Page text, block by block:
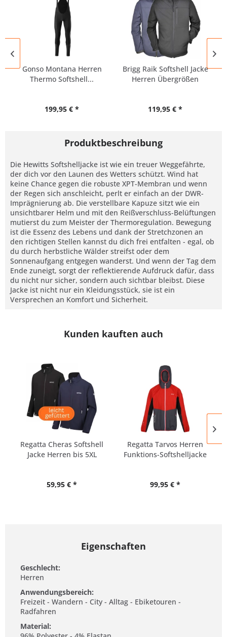
Gonso Montana Herren
Thermo Softshell...
199,95 € *
Brigg Raik Softshell Jacke
Herren Übergrößen
119,95 € *
Produktbeschreibung
Die Hewitts Softshelljacke ist wie ein treuer Weggefährte,
der dich vor den Launen des Wetters schützt. Wind hat
keine Chance gegen die robuste XPT-Membran und wenn
der Regen sich anschleicht, perlt er einfach an der DWR-
Imprägnierung ab. Die verstellbare Kapuze sitzt wie ein
unsichtbarer Helm und mit den Reißverschluss-Belüftungen
mutierst du zum Meister der Thermoregulation. Bewegung
ist die Essenz des Lebens und dank der Stretchzonen an
den richtigen Stellen kannst du dich frei entfalten - egal, ob
du durch herbstliche Wälder streifst oder dem
Sonnenaufgang entgegen wanderst. Und wenn der Tag dem
Ende zuneigt, sorgt der reflektierende Aufdruck dafür, dass
du nicht nur sicher, sondern auch sichtbar bleibst. Diese
Jacke ist nicht nur ein Kleidungsstück, sie ist ein
Versprechen an Komfort und Sicherheit.
Kunden kauften auch
Regatta Cheras Softshell
Jacke Herren bis 5XL
59,95 € *
Regatta Tarvos Herren
Funktions-Softshelljacke
99,95 € *
Eigenschaften
Geschlecht:
Herren
Anwendungsbereich:
Freizeit - Wandern - City - Alltag - Ebiketouren -
Radfahren
Material: